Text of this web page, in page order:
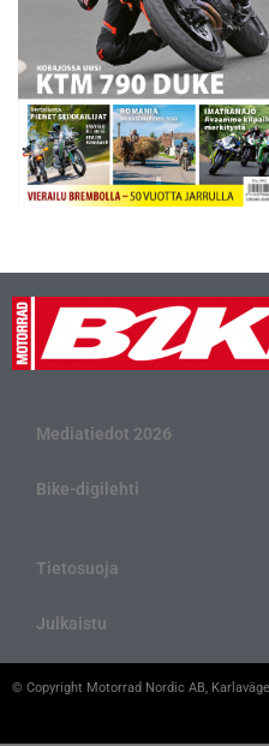
Mediatiedot 2026
Bike-digilehti
Tietosuoja
Julkaistu
© Copyright Motorrad Nordic AB,